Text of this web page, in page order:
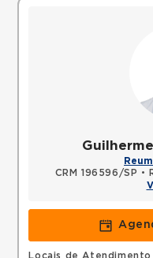
CRM 196596/SP •
Locais de Atendimento